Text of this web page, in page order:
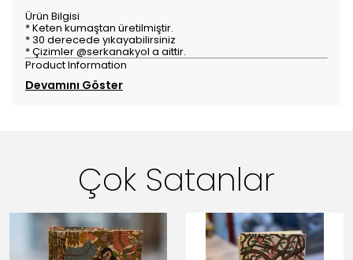
Ürün Bilgisi
* Keten kumaştan üretilmiştir.
* 30 derecede yıkayabilirsiniz
* Çizimler @serkanakyol a aittir.
Product Information
Devamını Göster
Çok Satanlar